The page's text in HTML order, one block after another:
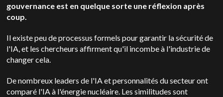
gouvernance est en quelque sorte une réflexion après
coup.
Il existe peu de processus formels pour garantir la sécurité de
l'IA, et les chercheurs affirment qu'il incombe à l'industrie de
changer cela.
De nombreux leaders de l'IA et personnalités du secteur ont
comparé l'IA à l'énergie nucléaire. Les similitudes sont